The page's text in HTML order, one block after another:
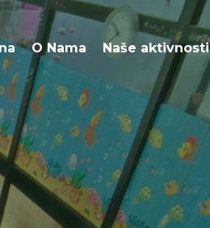
O Nama Naše aktivnosti
O Nama Naše aktivnosti